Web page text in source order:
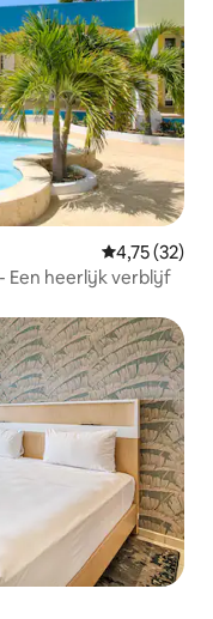
Gemiddelde
4,75 (32)
Een heerlijk verblijf